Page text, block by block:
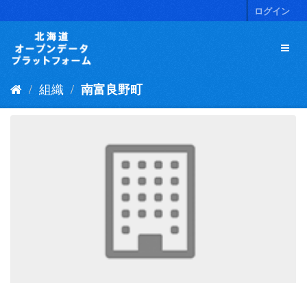
キ
ログイン
組織 南富良野町